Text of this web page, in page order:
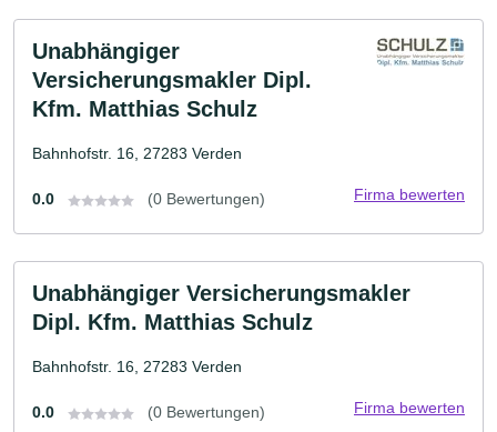
Unabhängiger
Versicherungsmakler Dipl.
Kfm. Matthias Schulz
Bahnhofstr. 16, 27283 Verden
0.0 (0 Bewertungen) Firma bewerten
Unabhängiger Versicherungsmakler
Dipl. Kfm. Matthias Schulz
Bahnhofstr. 16, 27283 Verden
0.0 (0 Bewertungen) Firma bewerten